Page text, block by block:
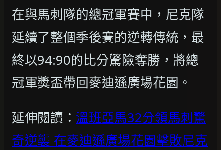
在與馬刺隊的總冠軍賽中，尼克隊
延續了整個季後賽的逆轉傳統，最
終以94:90的比分驚險奪勝，將總
冠軍獎盃帶回麥迪遜廣場花園。
延伸閱讀： 溫班亞馬32分領馬刺驚
奇逆襲 在麥迪遜廣場花園擊敗尼克